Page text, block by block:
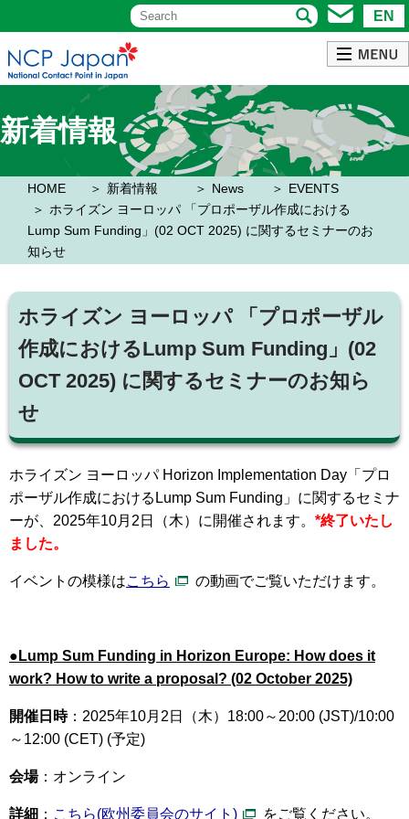
EN
新着情報
HOME 新着情報 News
EVENTS
ホライズン ヨーロッパ 「プロポーザル作成における
Lump Sum Funding」(02 OCT 2025) に関するセミナーのお
知らせ
ホライズン ヨーロッパ 「プロポーザル
作成におけるLump Sum Funding」(02
OCT 2025) に関するセミナーのお知ら
せ
ホライズン ヨーロッパ Horizon Implementation Day「プロ
ポーザル作成におけるLump Sum Funding」に関するセミナ
ーが、 2025年10月2日（木）に開催されます。 *終了いたし
ました。
イベントの模様はこちら の動画でご覧いただけます。
●Lump Sum Funding in Horizon Europe: How does it
work? How to write a proposal? (02 October 2025)
開催日時：2025年10月2日（木）18:00～20:00 (JST)/10:00
～12:00 (CET) (予定)
会場：オンライン
詳細 ： こちら(欧州委員会のサイト) をご覧ください。